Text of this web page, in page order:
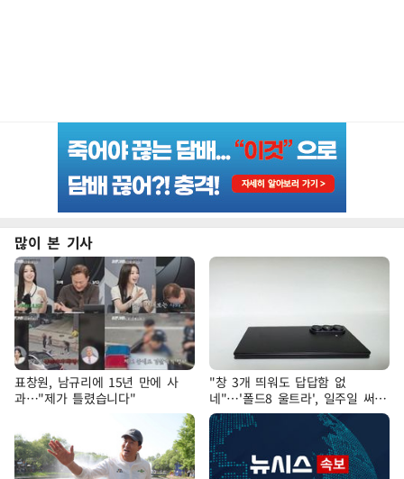
많이 본 기사
표창원, 남규리에 15년 만에 사
과…"제가 틀렸습니다"
"창 3개 띄워도 답답함 없
네"…'폴드8 울트라', 일주일 써보
니